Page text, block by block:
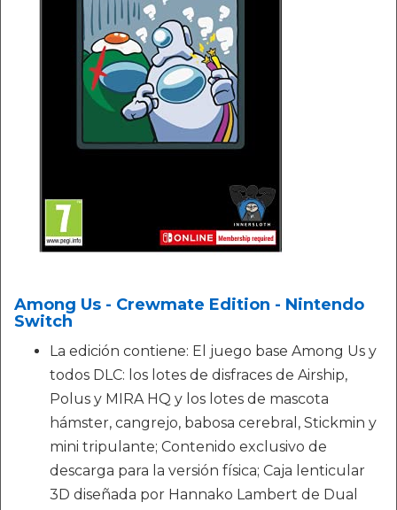
Among Us - Crewmate Edition - Nintendo
Switch
La edición contiene: El juego base Among Us y
todos DLC: los lotes de disfraces de Airship,
Polus y MIRA HQ y los lotes de mascota
hámster, cangrejo, babosa cerebral, Stickmin y
mini tripulante; Contenido exclusivo de
descarga para la versión física; Caja lenticular
3D diseñada por Hannako Lambert de Dual